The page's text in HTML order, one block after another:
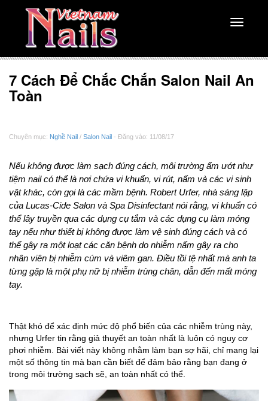
Toggle
7 Cách Để Chắc Chắn Salon Nail An
Toàn
Chuyên mục: Nghề Nail / Salon Nail - Đăng vào: 11/08/17
Nếu không được làm sạch đúng cách, môi trường ẩm ướt như
tiệm nail có thể là nơi chứa vi khuẩn, vi rút, nấm và các vi sinh
vật khác, còn gọi là các mầm bệnh. Robert Urfer, nhà sáng lập
của Lucas-Cide Salon và Spa Disinfectant nói rằng, vi khuẩn có
thể lây truyền qua các dụng cụ tắm và các dụng cụ làm móng
tay nếu như thiết bị không được làm vệ sinh đúng cách và có
thể gây ra một loạt các căn bệnh do nhiễm nấm gây ra cho
nhân viên bị nhiễm cúm và viêm gan. Điều tồi tệ nhất mà anh ta
từng gặp là một phụ nữ bị nhiễm trùng chân, dẫn đến mất móng
tay.
Thật khó để xác định mức độ phổ biến của các nhiễm trùng này,
nhưng Urfer tin rằng giả thuyết an toàn nhất là luôn có nguy cơ
phơi nhiễm. Bài viết này không nhằm làm bạn sợ hãi, chỉ mang lại
một số thông tin mà bạn cần biết để đảm bảo rằng bạn đang ở
trong môi trường sạch sẽ, an toàn nhất có thể.